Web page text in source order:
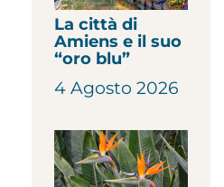
La città di
Amiens e il suo
“oro blu”
4 Agosto 2026